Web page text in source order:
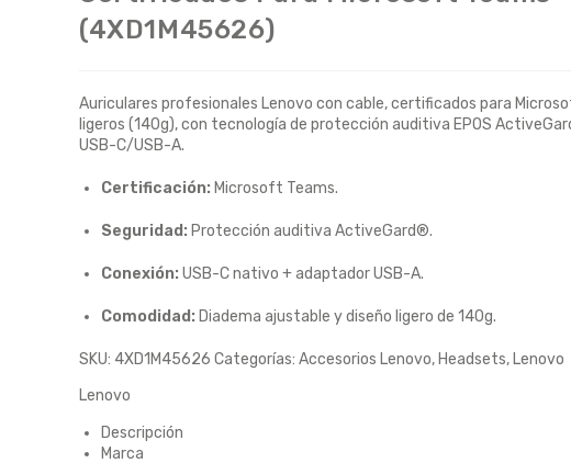
(4XD1M45626)
Auriculares profesionales Lenovo con cable, certificados para
ligeros (140g), con tecnología de protección auditiva EPOS
USB-C/USB-A.
Certificación: Microsoft Teams.
Seguridad: Protección auditiva ActiveGard®.
Conexión: USB-C nativo + adaptador USB-A.
Comodidad: Diadema ajustable y diseño ligero de 140g.
SKU: 4XD1M45626 Categorías: Accesorios Lenovo, Headsets, Lenovo
Lenovo
Descripción
Marca